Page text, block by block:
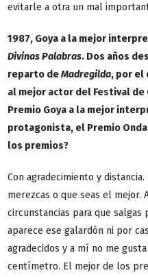
evitarle a otra un mal
1987, Goya a la mejor
Divinas Palabras. Dos años
reparto deMadregilda, por el
al mejor actor del Festival de
Premio Goya a la mejor
protagonista, el Premio
los premios?
Con agradecimiento y
merezcas o que seas el mejor.
circunstancias para que salgas
aparece ese galardón ni por
agradecidos y a mí no me
centímetro. El mejor de los